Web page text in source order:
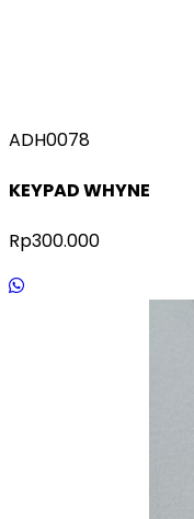
ADH0078
KEYPAD WHYNE
Rp300.000